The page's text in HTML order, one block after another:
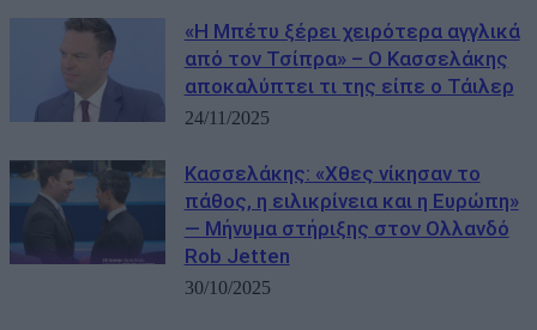
«Η Μπέτυ ξέρει χειρότερα αγγλικά
από τον Τσίπρα» – Ο Κασσελάκης
αποκαλύπτει τι της είπε ο Τάιλερ
24/11/2025
Κασσελάκης: «Χθες νίκησαν το
πάθος, η ειλικρίνεια και η Ευρώπη»
— Μήνυμα στήριξης στον Ολλανδό
Rob Jetten
30/10/2025